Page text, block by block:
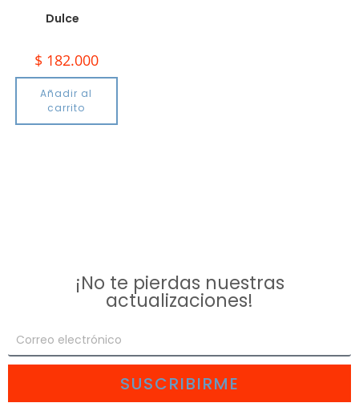
Dulce
$ 182.000
Añadir al
carrito
¡No te pierdas nuestras
actualizaciones!
SUSCRIBIRME